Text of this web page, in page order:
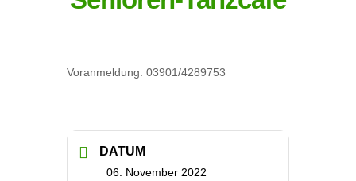
Voranmeldung: 03901/4289753
DATUM
06. November 2022